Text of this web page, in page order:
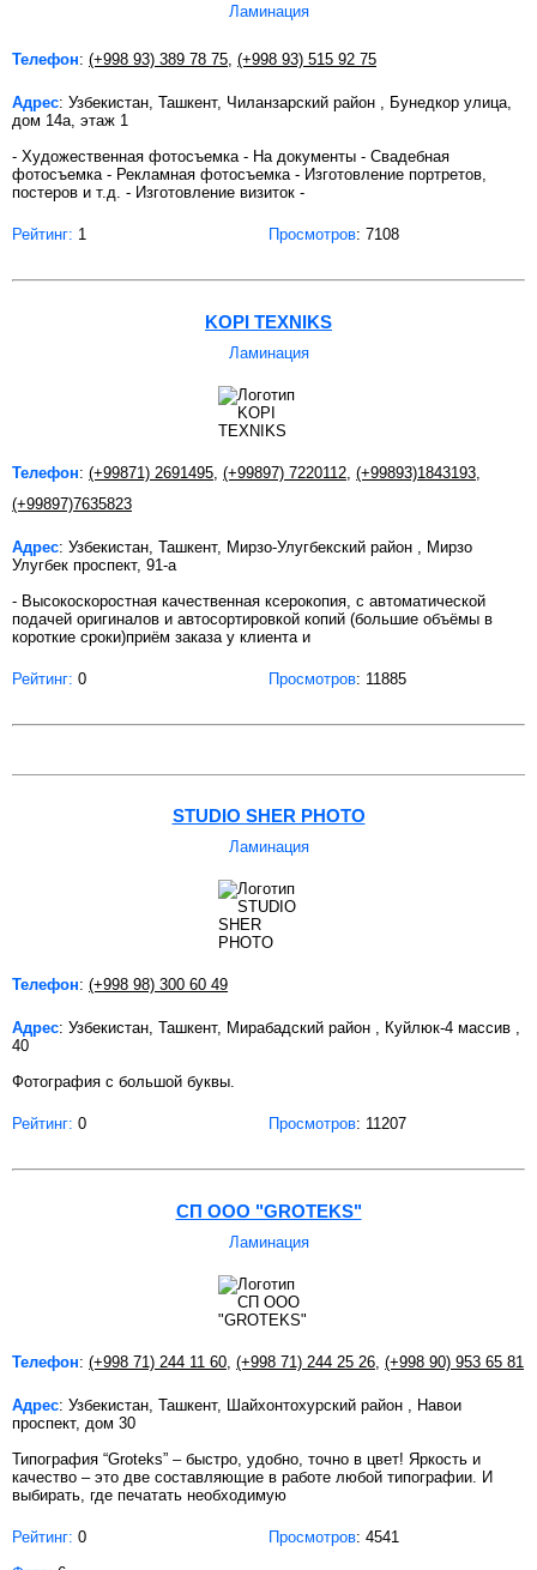
Ламинация
Телефон: (+998 93) 389 78 75 (+998 93) 515 92 75
Адрес: Узбекистан, Ташкент, Чиланзарский район , Бунедкор улица,
дом 14а, этаж 1
- Художественная фотосъемка - На документы - Свадебная
фотосъемка - Рекламная фотосъемка - Изготовление портретов,
постеров и т.д. - Изготовление визиток -
Рейтинг: 1 Просмотров: 7108
KOPI TEXNIKS
Ламинация
Телефон: (+99871) 2691495 (+99897) 7220112 (+99893)1843193
(+99897)7635823
Адрес: Узбекистан, Ташкент, Мирзо-Улугбекский район , Мирзо
Улугбек проспект, 91-а
- Высокоскоростная качественная ксерокопия, с автоматической
подачей оригиналов и автосортировкой копий (большие объёмы в
короткие сроки)приём заказа у клиента и
Рейтинг: 0 Просмотров: 11885
STUDIO SHER PHOTO
Ламинация
Телефон: (+998 98) 300 60 49
Адрес: Узбекистан, Ташкент, Мирабадский район , Куйлюк-4 массив ,
40
Фотография с большой буквы.
Рейтинг: 0 Просмотров: 11207
СП OOO "GROTEKS"
Ламинация
Телефон: (+998 71) 244 11 60 (+998 71) 244 25 26 (+998 90) 953 65 81
Адрес: Узбекистан, Ташкент, Шайхонтохурский район , Навои
проспект, дом 30
Типография “Groteks” – быстро, удобно, точно в цвет! Яркость и
качество – это две составляющие в работе любой типографии. И
выбирать, где печатать необходимую
Рейтинг: 0 Просмотров: 4541